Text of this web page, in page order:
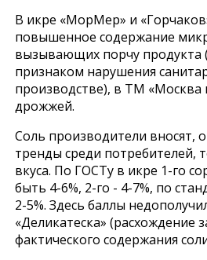
В икре «МорМер» и
повышенное содержание
вызывающих порчу продукта
признаком нарушения
производстве), в ТМ «Москва
дрожжей.
Соль производители вносят,
тренды среди потребителей,
вкуса. По ГОСТу в икре 1-го
быть 4-6%, 2-го - 4-7%, по
2-5%. Здесь баллы
«Деликатеска» (расхождение
фактического содержания